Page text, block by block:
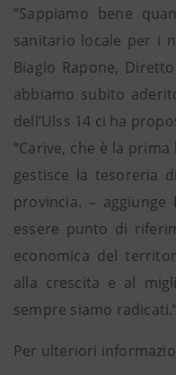
“Sappiamo bene
sanitario locale per i
Biagio Rapone,
abbiamo subito
dell’Ulss 14 ci ha
“Carive, che è la
gestisce la tesoreria
provincia. – aggiunge
essere punto di
economica del
alla crescita e al
sempre siamo radicati.”
Per ulteriori